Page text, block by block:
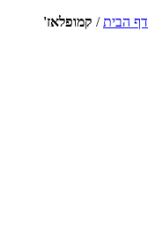
דף הבית/ קמופלאז'